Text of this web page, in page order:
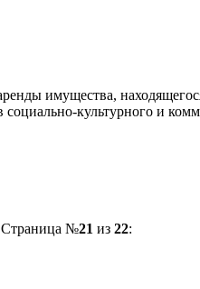
имущества,
культурного и
Страница №21 из 22: